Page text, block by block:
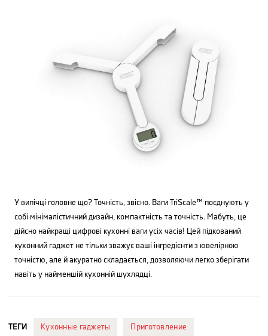
У випічці головне що? Точність, звісно. Ваги TriScale™ поєднують у
собі мінімалістичний дизайн, компактність та точність. Мабуть, це
дійсно найкращі цифрові кухонні ваги усіх часів! Цей підкований
кухонний гаджет не тільки зважує ваші інгредієнти з ювелірною
точністю, але й акуратно складається, дозволяючи легко зберігати
навіть у найменшій кухонній шухлядці.
ТЕГИ Кухонные гаджеты Приготовление